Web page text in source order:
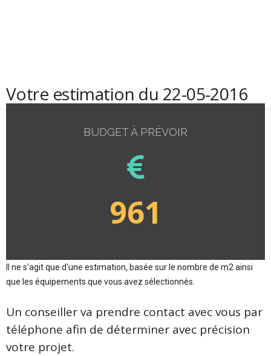
Votre estimation du 22-05-2016
BUDGET À PRÉVOIR
961
Il ne s'agit que d'une estimation, basée sur le nombre de m2 ainsi
que les équipements que vous avez sélectionnés.
Un conseiller va prendre contact avec vous par
téléphone afin de déterminer avec précision
votre projet.